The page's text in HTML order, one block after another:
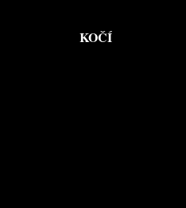
KOČÍ